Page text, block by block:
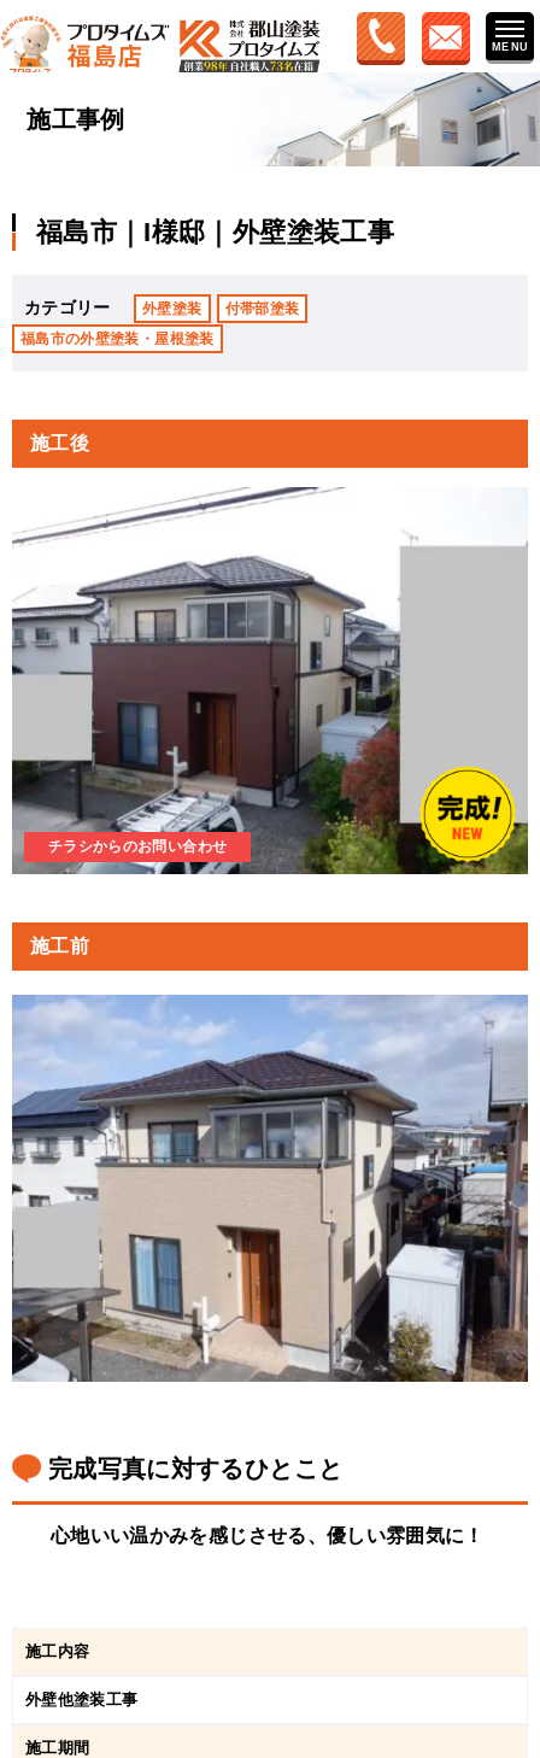
施工事例
福島市｜I様邸｜外壁塗装工事
カテゴリー 外壁塗装
付帯部塗装
福島市の外壁塗装・屋根塗装
施工後
チラシからのお問い合わせ
施工前
完成写真に対するひとこと
心地いい温かみを感じさせる、優しい雰囲気に！
施工内容
外壁他塗装工事
施工期間